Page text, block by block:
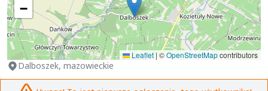
−
Leaflet | ©OpenStreetMapcontributors
Dalboszek, mazowieckie